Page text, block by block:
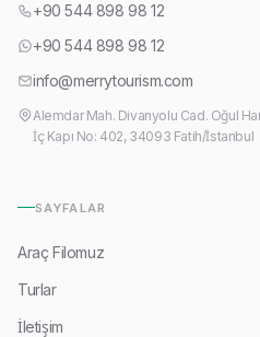
+90 544 898 98 12
+90 544 898 98 12
info@merrytourism.com
Alemdar Mah. Divanyolu Cad. Oğul
İç Kapı No: 402, 34093 Fatih/İstanbul
SAYFALAR
Araç Filomuz
Turlar
İletişim